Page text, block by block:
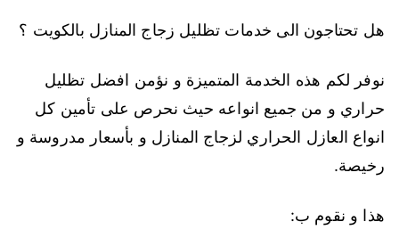
هل تحتاجون الى خدمات تظليل زجاج المنازل بالكويت ؟
نوفر لكم هذه الخدمة المتميزة و نؤمن افضل تظليل
حراري و من جميع انواعه حيث نحرص على تأمين كل
انواع العازل الحراري لزجاج المنازل و بأسعار مدروسة و
رخيصة.
هذا و نقوم ب: